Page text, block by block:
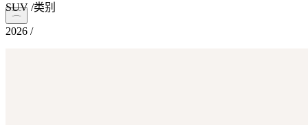
SUV /类别
2026 /